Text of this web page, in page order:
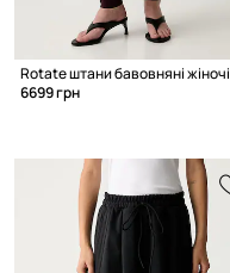
Rotate штани бавовняні жіночі
6699 грн